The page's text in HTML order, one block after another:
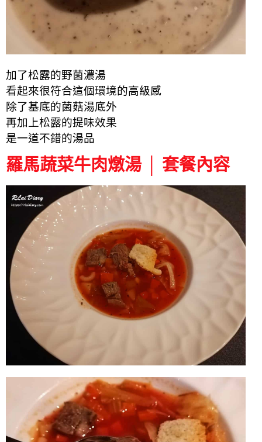
加了松露的野菌濃湯
看起來很符合這個環境的高級感
除了基底的菌菇湯底外
再加上松露的提味效果
是一道不錯的湯品
羅馬蔬菜牛肉燉湯 │ 套餐內容